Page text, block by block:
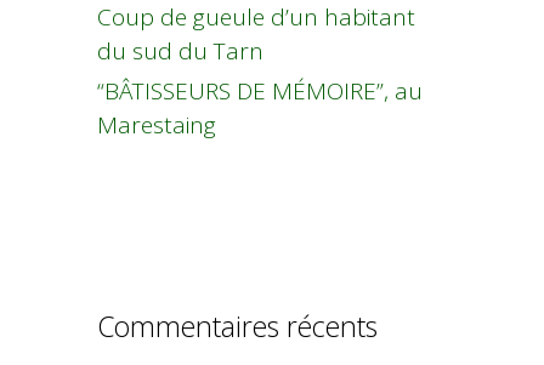
Coup de gueule d’un habitant
du sud du Tarn
“BÂTISSEURS DE MÉMOIRE”, au
Marestaing
Commentaires récents